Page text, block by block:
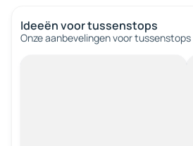
Ideeën voor tussenstops
Onze aanbevelingen voor